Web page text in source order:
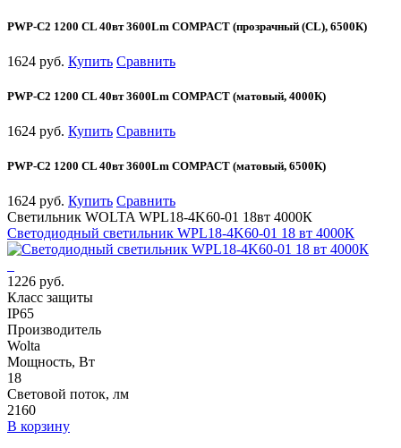
PWP-С2 1200 CL 40вт 3600Lm COMPACT (прозрачный (CL), 6500К)
1624 руб. Купить Сравнить
PWP-С2 1200 CL 40вт 3600Lm COMPACT (матовый, 4000К)
1624 руб. Купить Сравнить
PWP-С2 1200 CL 40вт 3600Lm COMPACT (матовый, 6500К)
1624 руб. Купить Сравнить
Светильник WOLTA WPL18-4K60-01 18вт 4000К
Светодиодный светильник WPL18-4K60-01 18 вт 4000К
1226 руб.
Класс защиты
IP65
Производитель
Wolta
Мощность, Вт
18
Световой поток, лм
2160
В корзину